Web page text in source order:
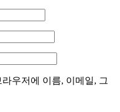
우저에 이름, 이메일, 그